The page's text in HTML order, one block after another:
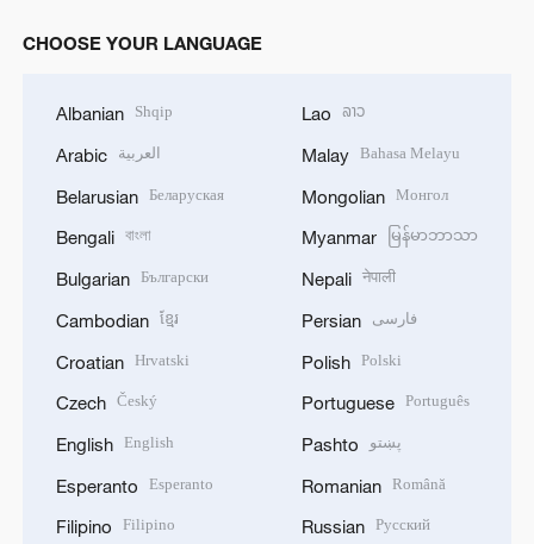
CHOOSE YOUR LANGUAGE
Albanian Shqip
Arabic العربية
Belarusian Беларуская
Bengali বাংলা
Bulgarian Български
Cambodian ខ្មែរ
Croatian Hrvatski
Czech Český
English English
Esperanto Esperanto
Filipino Filipino
Lao ລາວ
Malay Bahasa Melayu
Mongolian Монгол
Myanmar မြန်မာဘာသာ
Nepali नेपाली
Persian فارسی
Polish Polski
Portuguese Português
Pashto پښتو
Romanian Română
Russian Русский